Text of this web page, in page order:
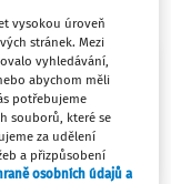
řízení a
vysokou úroveň
stránek. Mezi
vyhledávání,
abychom měli
potřebujeme
souborů, které se
za udělení
a přizpůsobení
osobních údajů a